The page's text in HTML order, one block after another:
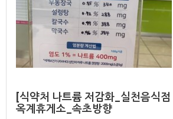
[식약처 나트륨 저감화_실천음식
옥계휴게소_속초방향